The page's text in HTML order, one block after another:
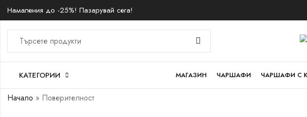
Намаления до -25%! Пазарувай сега!
КАТЕГОРИИ МАГАЗИН ЧАРШАФИ ЧАРШАФИ С
Начало » Поверителност